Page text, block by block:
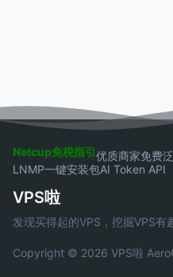
Netcup免税指引优质商家免费
LNMP一键安装包AI Token API
VPS啦
发现买得起的VPS，挖掘VPS有
Copyright © 2026 VPS啦